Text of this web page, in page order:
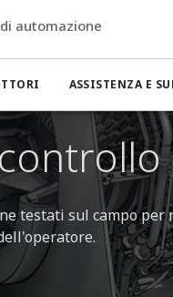
automazione
ASSISTENZA E
testati sul campo